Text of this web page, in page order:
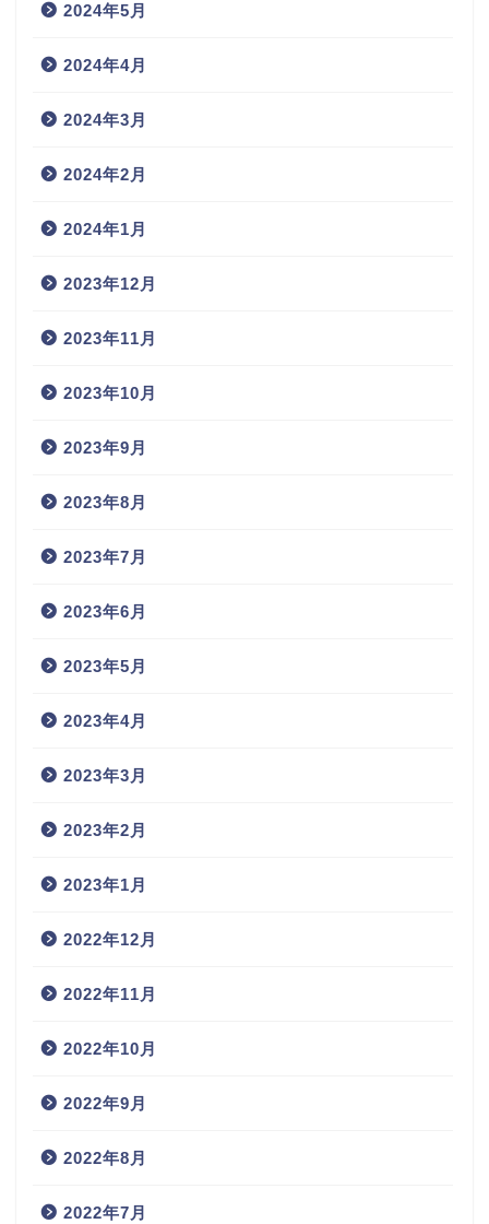
2024年5月
2024年4月
2024年3月
2024年2月
2024年1月
2023年12月
2023年11月
2023年10月
2023年9月
2023年8月
2023年7月
2023年6月
2023年5月
2023年4月
2023年3月
2023年2月
2023年1月
2022年12月
2022年11月
2022年10月
2022年9月
2022年8月
2022年7月